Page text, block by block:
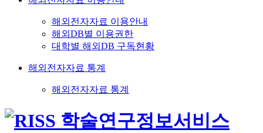
해외전자자료 이용안내
해외DB별 이용권한
대학별 해외DB 구독현황
해외전자자료 통계
해외전자자료 통계